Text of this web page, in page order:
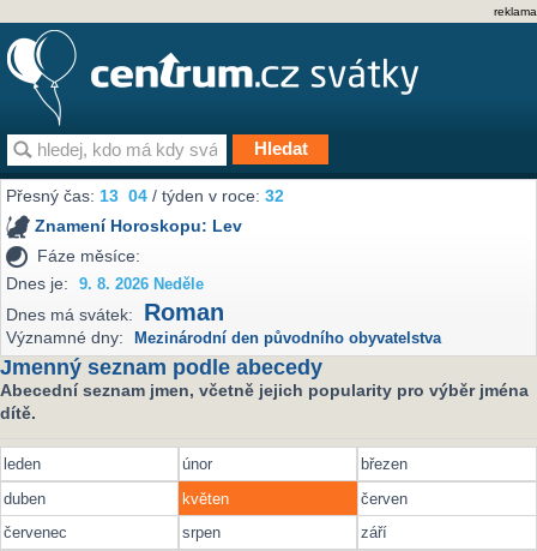
reklama
Přesný čas:13 04 / týden v roce:32
Znamení Horoskopu: Lev
Fáze měsíce:
Dnes je:
9. 8. 2026 Neděle
Dnes má svátek: Roman
Významné dny: Mezinárodní den původního obyvatelstva
Jmenný seznam podle abecedy
Abecední seznam jmen, včetně jejich popularity pro výběr jména
dítě.
leden únor
březen
duben
květen
červen
červenec
srpen
září